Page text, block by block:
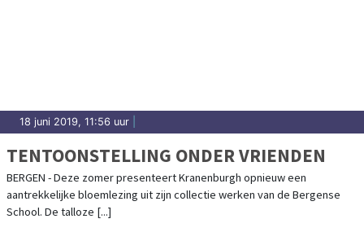
18 juni 2019, 11:56 uur
TENTOONSTELLING ONDER VRIENDEN
BERGEN - Deze zomer presenteert Kranenburgh opnieuw een
aantrekkelijke bloemlezing uit zijn collectie werken van de Bergense
School. De talloze [...]